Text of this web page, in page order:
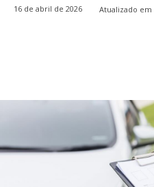
16 de abril de 2026 Atualizado em